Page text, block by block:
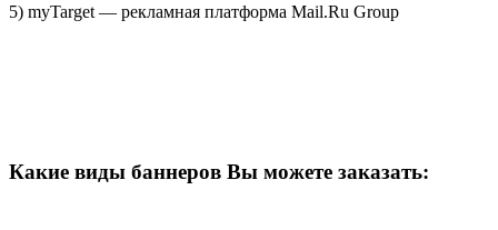
5) myTarget — рекламная платформа Mail.Ru Group
Какие виды баннеров Вы можете заказать: